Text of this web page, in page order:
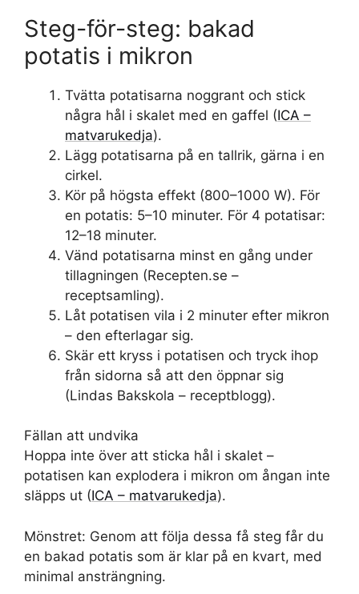
Steg-för-steg: bakad
potatis i mikron
Tvätta potatisarna noggrant och stick
några hål i skalet med en gaffel (ICA –
matvarukedja).
Lägg potatisarna på en tallrik, gärna i en
cirkel.
Kör på högsta effekt (800–1000 W). För
en potatis: 5–10 minuter. För 4 potatisar:
12–18 minuter.
Vänd potatisarna minst en gång under
tillagningen (Recepten.se –
receptsamling).
Låt potatisen vila i 2 minuter efter mikron
– den efterlagar sig.
Skär ett kryss i potatisen och tryck ihop
från sidorna så att den öppnar sig
(Lindas Bakskola – receptblogg).
Fällan att undvika
Hoppa inte över att sticka hål i skalet –
potatisen kan explodera i mikron om ångan inte
släpps ut (ICA – matvarukedja).
Mönstret: Genom att följa dessa få steg får du
en bakad potatis som är klar på en kvart, med
minimal ansträngning.